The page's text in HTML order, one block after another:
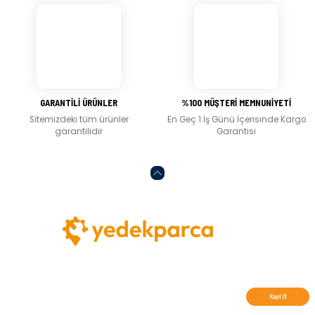
GARANTİLİ ÜRÜNLER
Sitemizdeki tüm ürünler
garantilidir
%100 MÜŞTERİ MEMNUNİYETİ
En Geç 1 İş Günü İçerisinde Kargo
Garantisi
Kayıt Ol